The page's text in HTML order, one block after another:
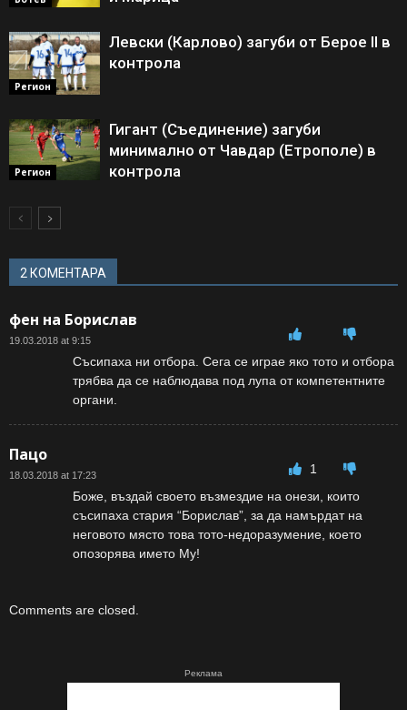
Регион
Левски (Карлово) загуби от Берое II в
контрола
Регион
Гигант (Съединение) загуби
минимално от Чавдар (Етрополе) в
контрола
2 КОМЕНТАРА
фен на Борислав
19.03.2018 at 9:15
Съсипаха ни отбора. Сега се играе яко тото и отбора
трябва да се наблюдава под лупа от компетентните
органи.
Пацо
18.03.2018 at 17:23
1
Боже, въздай своето възмездие на онези, които
съсипаха стария “Борислав”, за да намърдат на
неговото място това тото-недоразумение, което
опозорява името Му!
Comments are closed.
Реклама